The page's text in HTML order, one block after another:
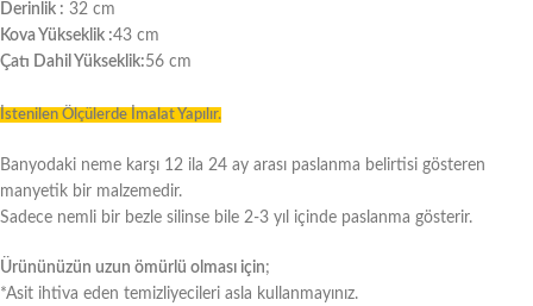
Derinlik : 32 cm
Kova Yükseklik :43 cm
Çatı Dahil Yükseklik:56 cm
İstenilen Ölçülerde İmalat Yapılır.
Banyodaki neme karşı 12 ila 24 ay arası paslanma belirtisi gösteren
manyetik bir malzemedir.
Sadece nemli bir bezle silinse bile 2-3 yıl içinde paslanma gösterir.
Ürününüzün uzun ömürlü olması için;
*Asit ihtiva eden temizliyecileri asla kullanmayınız.